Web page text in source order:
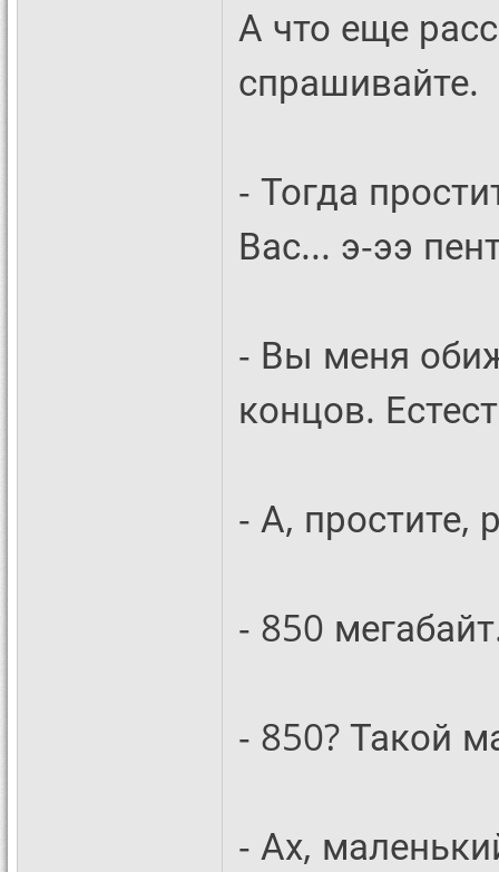
А что еще
спрашивайте.
- Тогда
Вас... э-ээ
- Вы меня
концов.
- А, простите,
- 850
- 850? Такой
- Ах,